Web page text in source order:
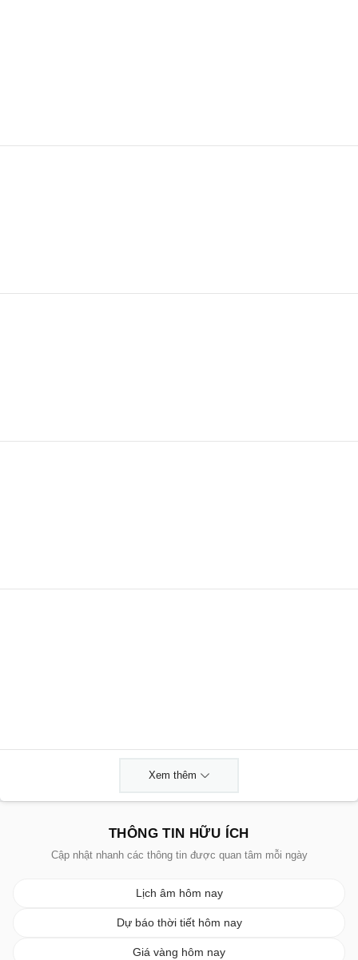
Xem thêm
THÔNG TIN HỮU ÍCH
Cập nhật nhanh các thông tin được quan tâm mỗi ngày
Lịch âm hôm nay
Dự báo thời tiết hôm nay
Giá vàng hôm nay